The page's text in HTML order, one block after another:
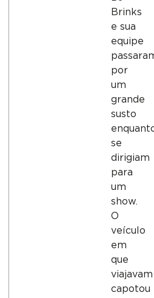
Brinks
e sua
equipe
por
um
grande
susto
se
dirigiam
para
um
show.
O
veículo
em
que
viajavam
capotou